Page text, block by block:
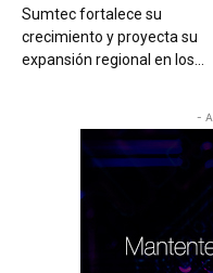
Sumtec fortalece su
crecimiento y proyecta su
expansión regional en los...
-